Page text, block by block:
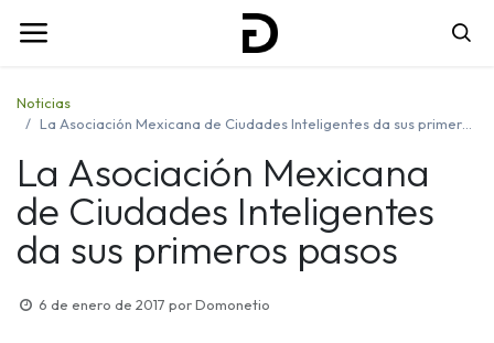
Noticias
La Asociación Mexicana de Ciudades Inteligentes da sus primeros pasos
La Asociación Mexicana
de Ciudades Inteligentes
da sus primeros pasos
6 de enero de 2017 porDomonetio